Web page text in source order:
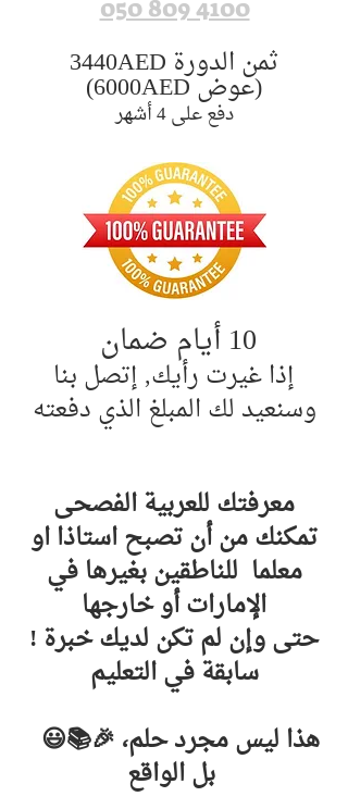
050 809 4100
ثمن الدورة 3440AED
(عوض 6000AED)
دفع على 4 أشهر
10 أيام ضمان
إذا غيرت رأيك, إتصل بنا
وسنعيد لك المبلغ الذي دفعته
معرفتك للعربية الفصحى
تمكنك من أن تصبح استاذا او
معلما للناطقين بغيرها في
الإمارات أو خارجها
! حتى وإن لم تكن لديك خبرة
سابقة في التعليم
😃📚🎉 هذا ليس مجرد حلم،
بل الواقع